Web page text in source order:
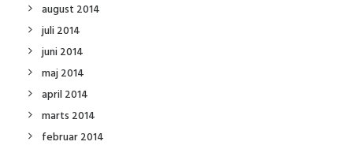
august 2014
juli 2014
juni 2014
maj 2014
april 2014
marts 2014
februar 2014